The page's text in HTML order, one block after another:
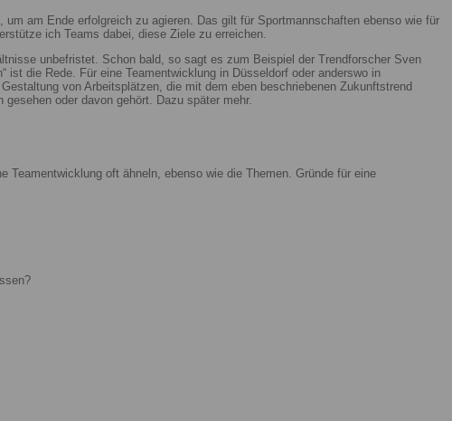
am Ende erfolgreich zu agieren. Das gilt für Sportmannschaften ebenso wie für
ich Teams dabei, diese Ziele zu erreichen.
unbefristet. Schon bald, so sagt es zum Beispiel der Trendforscher Sven
ist die Rede. Für eine Teamentwicklung in Düsseldorf oder anderswo in
von Arbeitsplätzen, die mit dem eben beschriebenen Zukunftstrend
oder davon gehört. Dazu später mehr.
oft ähneln, ebenso wie die Themen. Gründe für eine